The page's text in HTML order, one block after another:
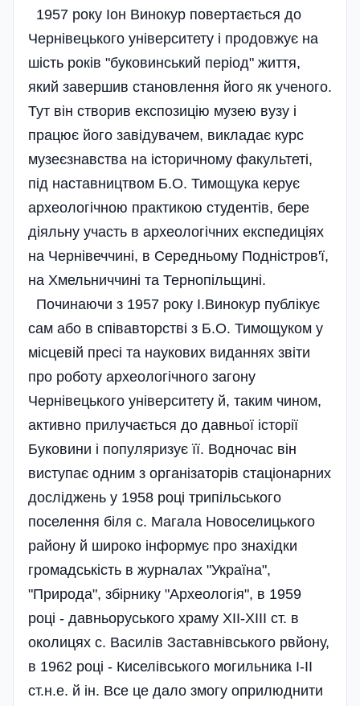
1957 року Іон Винокур повертається до
Чернівецького університету і продовжує на
шість років "буковинський період" життя,
який завершив становлення його як ученого.
Тут він створив експозицію музею вузу і
працює його завідувачем, викладає курс
музеєзнавства на історичному факультеті,
під наставництвом Б.О. Тимощука керує
археологічною практикою студентів, бере
діяльну участь в археологічних експедиціях
на Чернівеччині, в Середньому Подністров'ї,
на Хмельниччині та Тернопільщині.
Починаючи з 1957 року І.Винокур публікує
сам або в співавторстві з Б.О. Тимощуком у
місцевій пресі та наукових виданнях звіти
про роботу археологічного загону
Чернівецького університету й, таким чином,
активно прилучається до давньої історії
Буковини і популяризує її. Водночас він
виступає одним з організаторів стаціонарних
досліджень у 1958 році трипільського
поселення біля с. Магала Новоселицького
району й широко інформує про знахідки
громадськість в журналах "Україна",
"Природа", збірнику "Археологія", в 1959
році - давньоруського храму ХІІ-ХІІІ ст. в
околицях с. Василів Заставнівського рвйону,
в 1962 році - Киселівського могильника І-ІІ
ст.н.е. й ін. Все це дало змогу оприлюднити